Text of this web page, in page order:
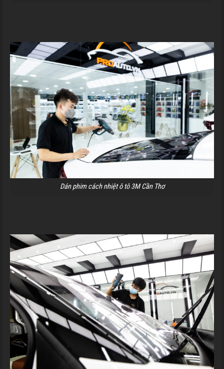
Dán phim cách nhiệt ô tô 3M Cần Thơ